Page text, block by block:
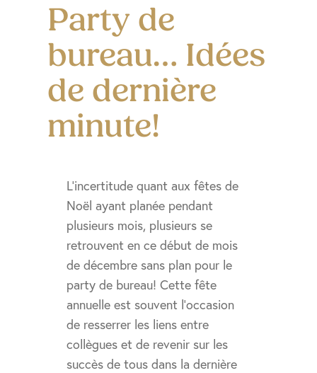
Party de
bureau… Idées
de dernière
minute!
L’incertitude quant aux fêtes de
Noël ayant planée pendant
plusieurs mois, plusieurs se
retrouvent en ce début de mois
de décembre sans plan pour le
party de bureau! Cette fête
annuelle est souvent l’occasion
de resserrer les liens entre
collègues et de revenir sur les
succès de tous dans la dernière